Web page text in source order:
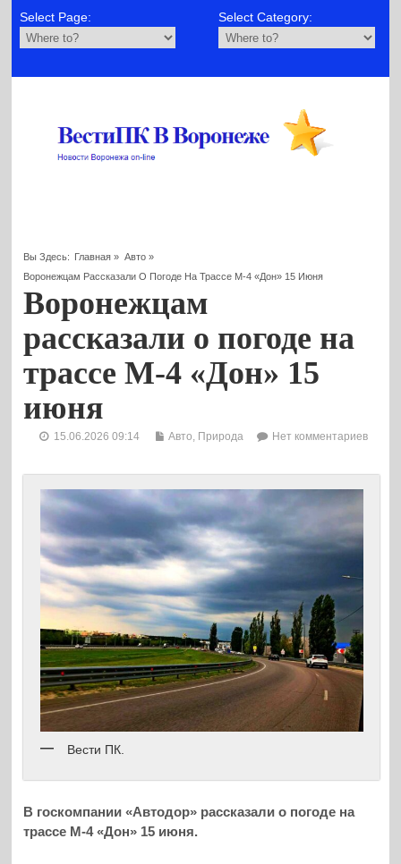
Select Page: Select Category:
Вы Здесь: Главная » Авто»
Воронежцам Рассказали О Погоде На Трассе М-4 «Дон» 15 Июня
Воронежцам
рассказали о погоде на
трассе М-4 «Дон» 15
июня
15.06.2026 09:14 Авто Природа Нет комментариев
Вести ПК.
В госкомпании «Автодор» рассказали о погоде на
трассе М-4 «Дон» 15 июня.